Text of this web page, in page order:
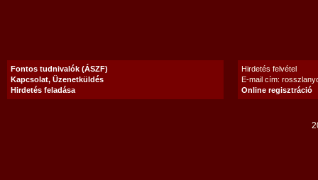
Fontos tudnivalók (ÁSZF)
Kapcsolat, Üzenetküldés
Hirdetés feladása
Hirdetés felvétel
E-mail cím:
Online regisztráció